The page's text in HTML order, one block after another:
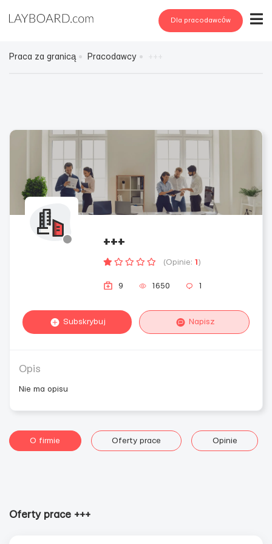
Dla pracodawców
Praca za granicą Pracodawcy
+++
(Opinie: 1 )
9 1650 1
Subskrybuj Napisz
Opis
Nie ma opisu
O firmie Oferty prace Opinie
Oferty prace +++